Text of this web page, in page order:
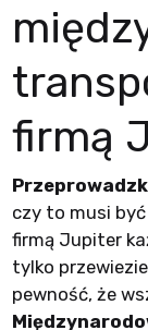
firmą
czy to musi
firmą Jupiter
tylko
pewność, że